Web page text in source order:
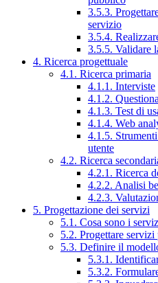
3.5.3.
servizio
3.5.4.
3.5.5. Validare
4. Ricerca progettuale
4.1. Ricerca primaria
4.1.1. Interviste
4.1.2.
4.1.3. Test di
4.1.4. Web
4.1.5.
utente
4.2. Ricerca
4.2.1. Ricerca
4.2.2. Analisi
4.2.3.
5. Progettazione dei servizi
5.1. Cosa sono i
5.2. Progettare
5.3. Definire il
5.3.1.
5.3.2.